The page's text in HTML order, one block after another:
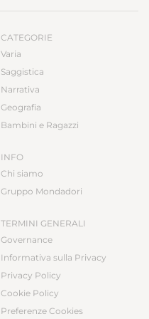
CATEGORIE
Varia
Saggistica
Narrativa
Geografia
Bambini e Ragazzi
INFO
Chi siamo
Gruppo Mondadori
TERMINI GENERALI
Governance
Informativa sulla Privacy
Privacy Policy
Cookie Policy
Preferenze Cookies